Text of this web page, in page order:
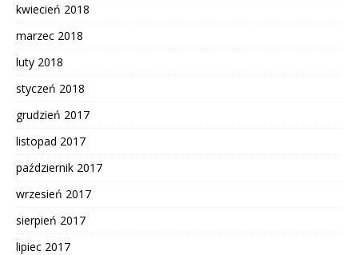
kwiecień 2018
marzec 2018
luty 2018
styczeń 2018
grudzień 2017
listopad 2017
październik 2017
wrzesień 2017
sierpień 2017
lipiec 2017